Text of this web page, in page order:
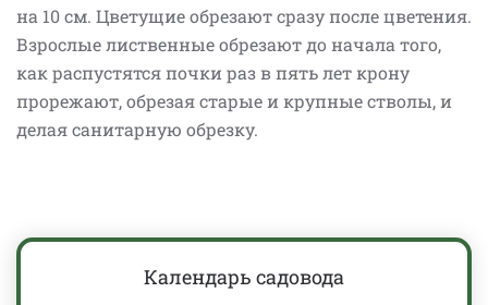
на 10 см. Цветущие обрезают сразу после цветения.
Взрослые лиственные обрезают до начала того,
как распустятся почки раз в пять лет крону
прорежают, обрезая старые и крупные стволы, и
делая санитарную обрезку.
Календарь садовода